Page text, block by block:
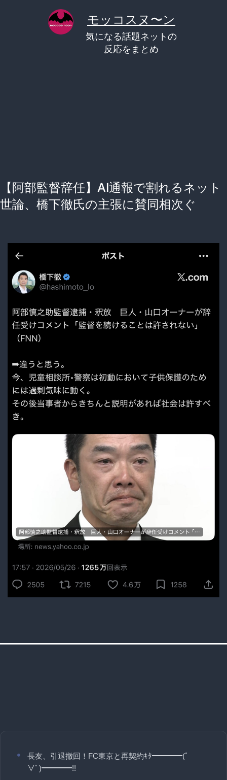
モッコスヌ〜ン
気になる話題ネットの
反応をまとめ
【阿部監督辞任】AI通報で割れるネット
世論、橋下徹氏の主張に賛同相次ぐ
長友、引退撤回！FC東京と再契約ｷﾀ━━━━(ﾟ
∀ﾟ)━━━━!!